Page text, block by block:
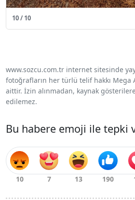
10 / 10
www.sozcu.com.tr internet sitesinde
fotoğrafların her türlü telif hakkı Mega
aittir. İzin alınmadan, kaynak
edilemez.
Bu habere emoji ile tepki